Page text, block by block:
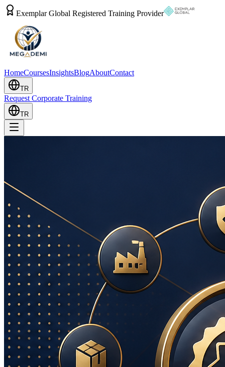
Exemplar Global Registered Training Provider
HomeCoursesInsightsBlogAboutContact
TR
Request Corporate Training
TR